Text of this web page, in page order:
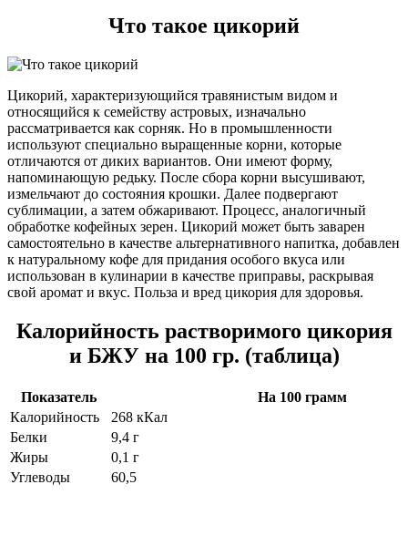
Что такое цикорий
Цикорий, характеризующийся травянистым видом и
относящийся к семейству астровых, изначально
рассматривается как сорняк. Но в промышленности
используют специально выращенные корни, которые
отличаются от диких вариантов. Они имеют форму,
напоминающую редьку. После сбора корни высушивают,
измельчают до состояния крошки. Далее подвергают
сублимации, а затем обжаривают. Процесс, аналогичный
обработке кофейных зерен. Цикорий может быть заварен
самостоятельно в качестве альтернативного напитка, добавлен
к натуральному кофе для придания особого вкуса или
использован в кулинарии в качестве приправы, раскрывая
свой аромат и вкус. Польза и вред цикория для здоровья.
Калорийность растворимого цикория
и БЖУ на 100 гр. (таблица)
Показатель
На 100 грамм
Калорийность
268 кКал
Белки
9,4 г
Жиры
0,1 г
Углеводы
60,5